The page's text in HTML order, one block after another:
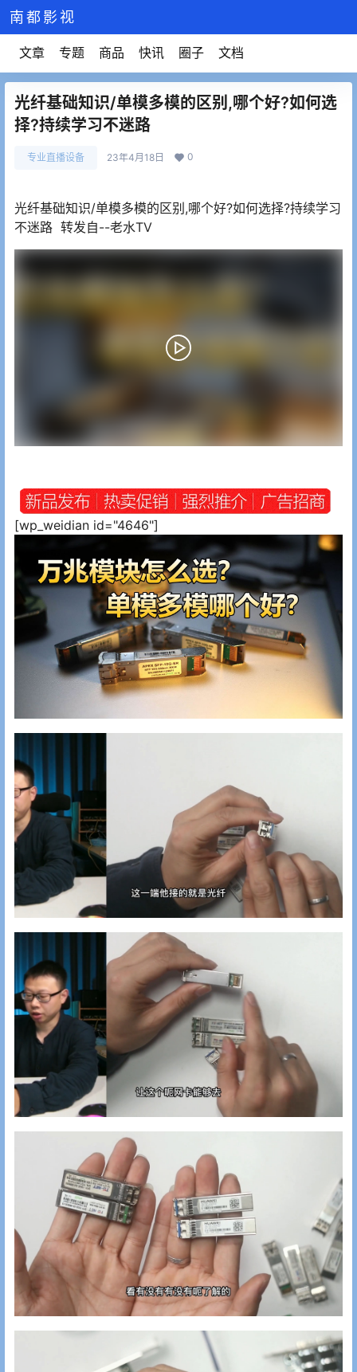
南都影视
文章 专题 商品 快讯 圈子 文档
光纤基础知识/单模多模的区别,哪个好?如何选
择?持续学习不迷路
专业直播设备 23年4月18日 0
光纤基础知识/单模多模的区别,哪个好?如何选择?持续学习
不迷路 转发自--老水TV
[wp_weidian id="4646"]